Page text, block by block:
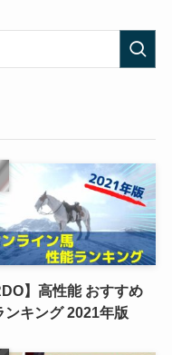
】高性能 おすすめ
ンキング 2021年版